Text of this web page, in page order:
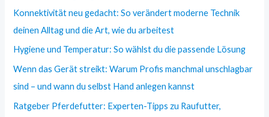
Konnektivität neu gedacht: So verändert moderne Technik
deinen Alltag und die Art, wie du arbeitest
Hygiene und Temperatur: So wählst du die passende Lösung
Wenn das Gerät streikt: Warum Profis manchmal unschlagbar
sind – und wann du selbst Hand anlegen kannst
Ratgeber Pferdefutter: Experten-Tipps zu Raufutter,